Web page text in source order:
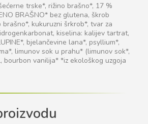
trske*, rižino brašno*, 17 %
BRAŠNO* bez glutena, škrob
kukuruzni šrkrob*, tvar za
kiselina: kalijev tartrat,
bjelančevine lana*, psyllium*,
limunov sok u prahu* (limunov sok*,
bourbon vanilija* *iz ekološkog uzgoja